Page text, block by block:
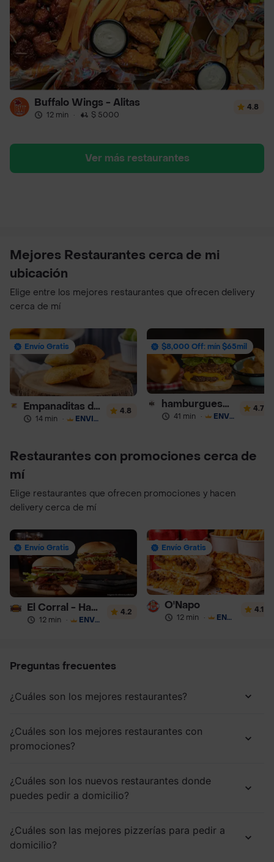
Buffalo Wings - Alitas
12 min · $ 5000
4.8
Ver más restaurantes
Mejores Restaurantes cerca de mi
ubicación
Elige entre los mejores restaurantes que ofrecen delivery
cerca de mí
Envío Gratis
Empanaditas de Pipian - Empanadas
14 min · ENVÍO GRATIS
4.8
$8,000 Off: mín $65mil
hamburguesas Rustica (RDC)
41 min · ENVÍO GRATIS
4.7
Restaurantes con promociones cerca de
mí
Elige restaurantes que ofrecen promociones y hacen
delivery cerca de mí
Envío Gratis
El Corral - Hamburguesa
12 min · ENVÍO GRATIS
4.2
Envío Gratis
O'Napo
12 min · ENVÍO GRATIS
4.1
Preguntas frecuentes
¿Cuáles son los mejores restaurantes?
¿Cuáles son los mejores restaurantes con
promociones?
¿Cuáles son los nuevos restaurantes donde
puedes pedir a domicilio?
¿Cuáles son las mejores pizzerías para pedir a
domicilio?